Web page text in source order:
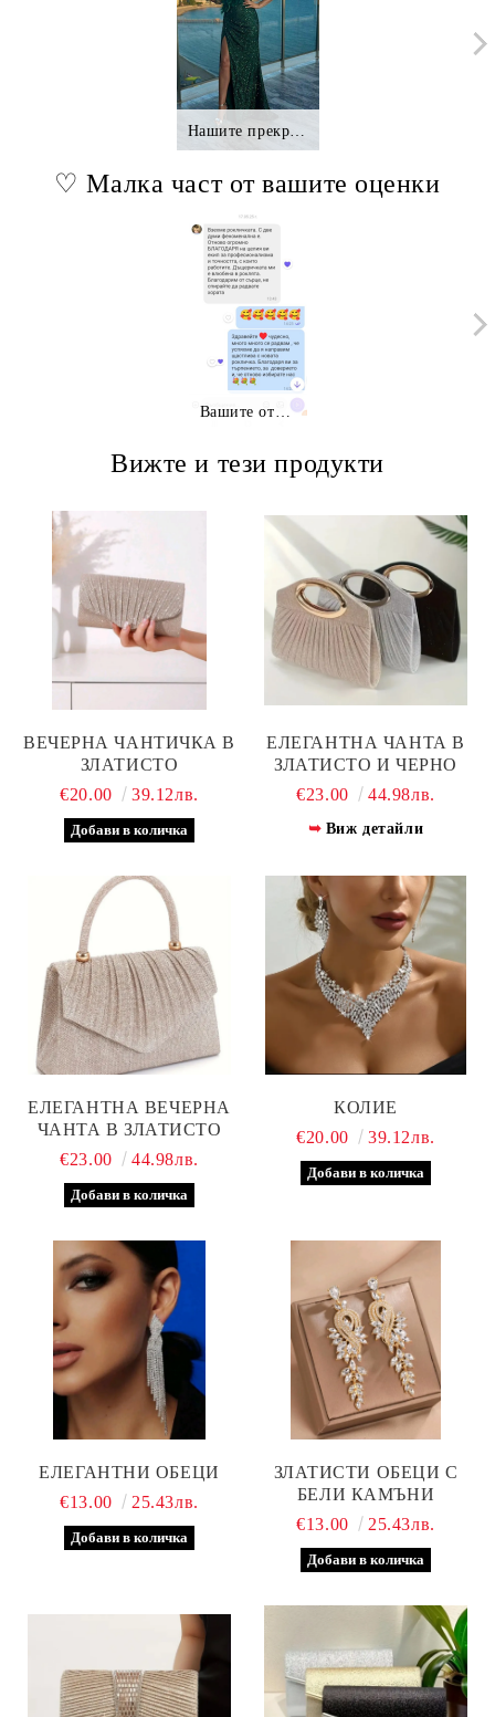
Нашите прекрасни клиентки.,.
♡ Малка част от вашите оценки
Вашите отзиви
Вижте и тези продукти
ВЕЧЕРНА ЧАНТИЧКА В
ЗЛАТИСТО
€20.00
39.12лв.
ЕЛЕГАНТНА ЧАНТА В
ЗЛАТИСТО И ЧЕРНО
€23.00
44.98лв.
Виж детайли
ЕЛЕГАНТНА ВЕЧЕРНА
ЧАНТА В ЗЛАТИСТО
€23.00
44.98лв.
КОЛИЕ
€20.00
39.12лв.
ЕЛЕГАНТНИ ОБЕЦИ
€13.00
25.43лв.
ЗЛАТИСТИ ОБЕЦИ С
БЕЛИ КАМЪНИ
€13.00
25.43лв.